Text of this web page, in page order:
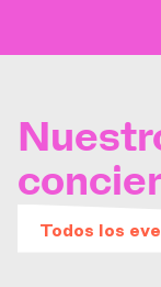
Todos los